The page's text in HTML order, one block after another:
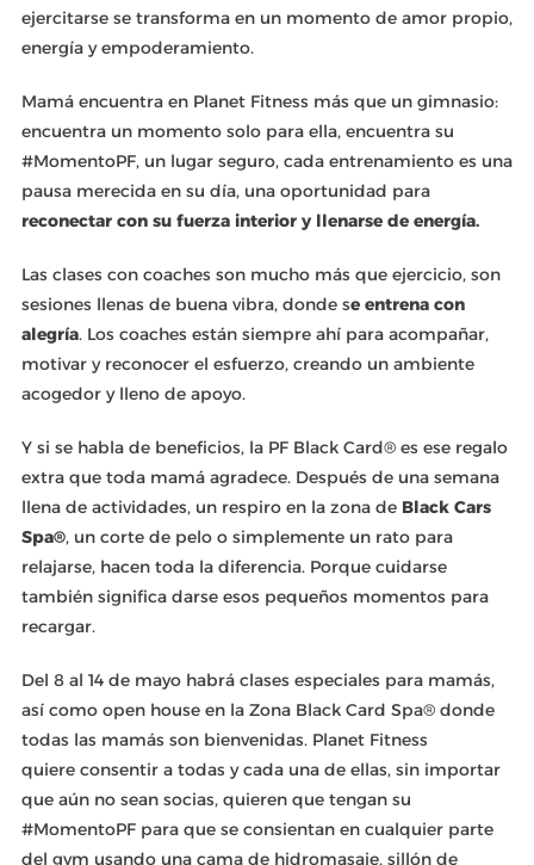
ejercitarse se transforma en un momento de amor propio,
energía y empoderamiento.
Mamá encuentra en Planet Fitness más que un gimnasio:
encuentra un momento solo para ella, encuentra su
#MomentoPF, un lugar seguro, cada entrenamiento es una
pausa merecida en su día, una oportunidad para
reconectar con su fuerza interior y llenarse de energía.
Las clases con coaches son mucho más que ejercicio, son
sesiones llenas de buena vibra, donde se entrena con
alegría. Los coaches están siempre ahí para acompañar,
motivar y reconocer el esfuerzo, creando un ambiente
acogedor y lleno de apoyo.
Y si se habla de beneficios, la PF Black Card® es ese regalo
extra que toda mamá agradece. Después de una semana
llena de actividades, un respiro en la zona de Black Cars
Spa®, un corte de pelo o simplemente un rato para
relajarse, hacen toda la diferencia. Porque cuidarse
también significa darse esos pequeños momentos para
recargar.
Del 8 al 14 de mayo habrá clases especiales para mamás,
así como open house en la Zona Black Card Spa® donde
todas las mamás son bienvenidas. Planet Fitness
quiere consentir a todas y cada una de ellas, sin importar
que aún no sean socias, quieren que tengan su
#MomentoPF para que se consientan en cualquier parte
del gym usando una cama de hidromasaje, sillón de